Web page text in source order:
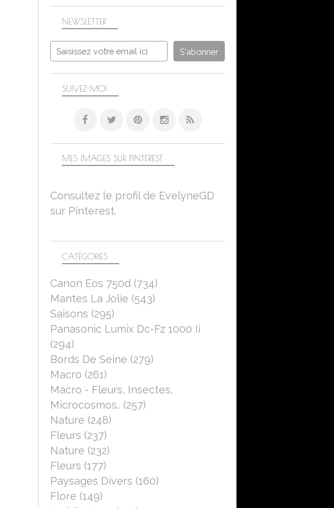
NEWSLETTER
SUIVEZ-MOI
CATÉGORIES
Canon Eos 750d (734)
Mantes La Jolie (543)
Saisons (295)
Panasonic Lumix Dc-Fz 1000 Ii
(294)
Bords De Seine (279)
Macro (261)
Macro - Fleurs, Insectes,
Microcosmos.. (257)
Nature (248)
Fleurs (237)
Nature (232)
Fleurs (177)
Paysages Divers (160)
Flore (149)
MES IMAGES SUR PINTEREST
Consultez le profil de EvelyneGD
sur Pinterest.